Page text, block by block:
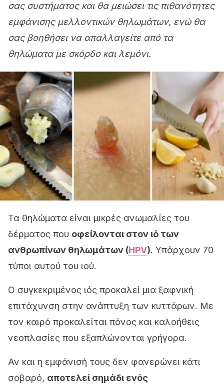
σας συστήματος και θα μειώσει τις πιθανότητες
εμφάνισης μελλοντικών θηλωμάτων, ενώ θα
σας βοηθήσει να απαλλαγείτε από τα
θηλώματα με σκόρδο και λεμόνι.
Τα θηλώματα είναι μικρές ανωμαλίες του
δέρματος που οφείλονται στον ιό των
ανθρωπίνων θηλωμάτων (HPV). Υπάρχουν 70
τύποι αυτού του ιού.
Ο συγκεκριμένος ιός προκαλεί μια ξαφνική
επιτάχυνση στην ανάπτυξη των κυττάρων. Με
τον καιρό προκαλείται πόνος και καλοήθεις
νεοπλασίες που εξαπλώνονται γρήγορα.
Αν και η εμφάνισή τους δεν φανερώνει κάτι
σοβαρό, αποτελεί σημάδι ενός